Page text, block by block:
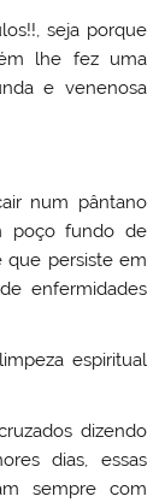
seja porque
lhe fez uma
e venenosa
num pântano
poço fundo de
que persiste em
enfermidades
espiritual
dizendo
dias, essas
sempre com